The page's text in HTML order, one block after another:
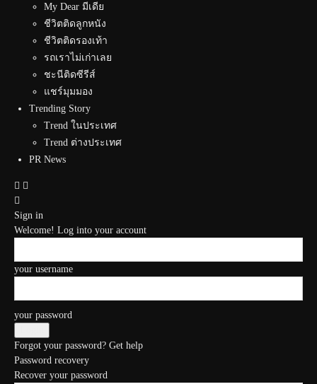
My Dear มีเดีย
ชีวิตติดลูกหนัง
ชีวิตติดรองเท้า
รถเราไม่เก่าเลย
ชะนีติดซีรีส์
แชร์มุมมอง
Trending Story
Trend ในประเทศ
Trend ต่างประเทศ
PR News
Sign in
Welcome! Log into your account
your username
your password
Forgot your password? Get help
Password recovery
Recover your password